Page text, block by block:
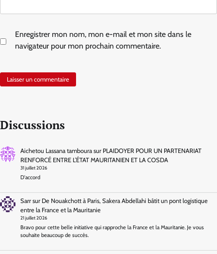
Enregistrer mon nom, mon e-mail et mon site dans le
navigateur pour mon prochain commentaire.
Discussions
Aichetou Lassana tambourasur PLAIDOYER POUR UN PARTENARIAT
RENFORCÉ ENTRE L’ÉTAT MAURITANIEN ET LA COSDA
31 juillet 2026
D'accord
Sarrsur De Nouakchott à Paris, Sakera Abdellahi bâtit un pont logistique
entre la France et la Mauritanie
21 juillet 2026
Bravo pour cette belle initiative qui rapproche la France et la Mauritanie. Je vous
souhaite beaucoup de succès.